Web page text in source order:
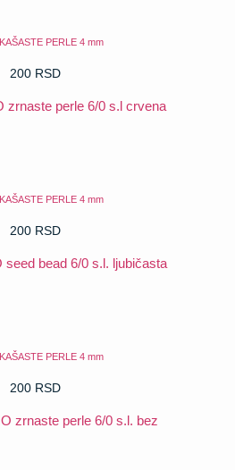
PERLE 4 mm
200 RSD
zrnaste perle 6/0 s.l crvena
PERLE 4 mm
200 RSD
bead 6/0 s.l. ljubičasta
PERLE 4 mm
200 RSD
zrnaste perle 6/0 s.l. bez